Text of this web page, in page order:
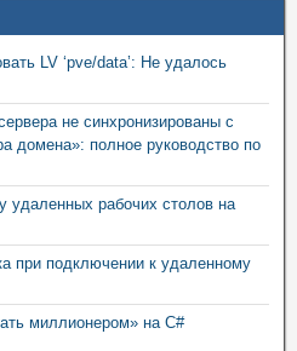
LV ‘pve/data’: Не удалось
не синхронизированы с
домена»: полное руководство по
удаленных рабочих столов на
при подключении к удаленному
миллионером» на C#